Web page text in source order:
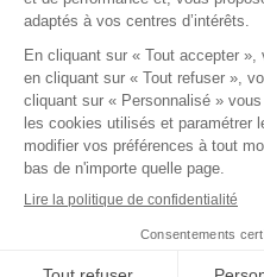
DEVENIR
Conditions
Protection